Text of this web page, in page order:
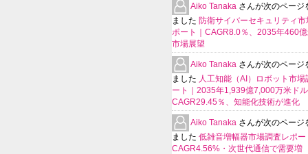
Aiko Tanaka さんが次のページ
ました 防衛サイバーセキュリティ
ポート｜CAGR8.0％、2035年460
市場展望
Aiko Tanaka さんが次のページ
ました 人工知能（AI）ロボット市場
ート｜2035年1,939億7,000万米ド
CAGR29.45％、知能化技術が進化
Aiko Tanaka さんが次のページ
ました 低雑音増幅器市場調査レポー
CAGR4.56%・次世代通信で需要増